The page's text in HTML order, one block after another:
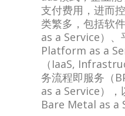
支付费用，进而
类繁多，包括软
as a Service）、
Platform as a
（IaaS,
务流程即服务（
as a Service），
Bare Metal as a